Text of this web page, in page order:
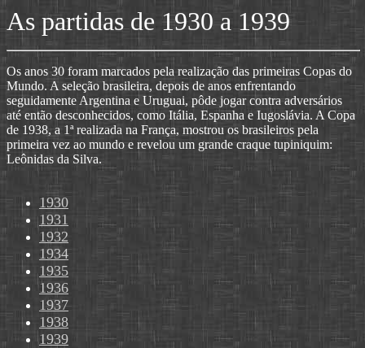
As partidas de 1930 a 1939
Os anos 30 foram marcados pela realização das primeiras Copas do
Mundo. A seleção brasileira, depois de anos enfrentando
seguidamente Argentina e Uruguai, pôde jogar contra adversários
até então desconhecidos, como Itália, Espanha e Iugoslávia. A Copa
de 1938, a 1ª realizada na França, mostrou os brasileiros pela
primeira vez ao mundo e revelou um grande craque tupiniquim:
Leônidas da Silva.
1930
1931
1932
1934
1935
1936
1937
1938
1939